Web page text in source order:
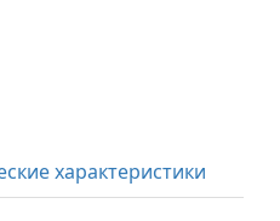
характеристики